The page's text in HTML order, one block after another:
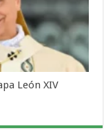
León XIV